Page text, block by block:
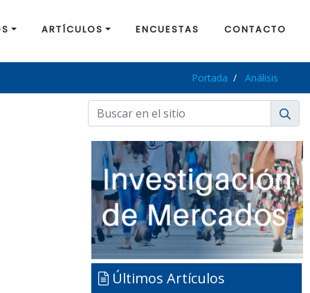
ARTÍCULOS ENCUESTAS CONTACTO
Portada Análisis
Últimos Artículos